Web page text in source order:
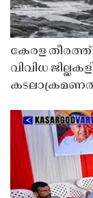
കേരള തീരത്ത്
വിവിധ